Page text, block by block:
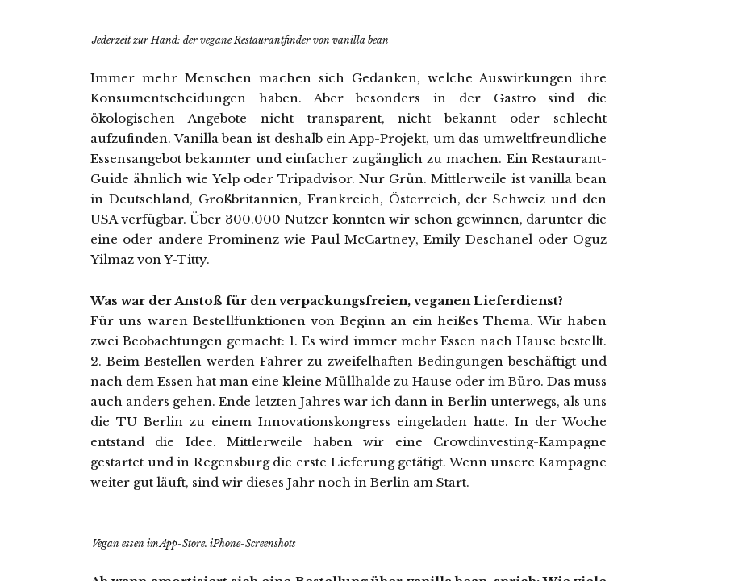
Jederzeit zur Hand: der vegane Restaurantfinder von vanilla bean
Immer mehr Menschen machen sich Gedanken, welche Auswirkungen ihre
Konsumentscheidungen haben. Aber besonders in der Gastro sind die
ökologischen Angebote nicht transparent, nicht bekannt oder schlecht
aufzufinden. Vanilla bean ist deshalb ein App-Projekt, um das umweltfreundliche
Essensangebot bekannter und einfacher zugänglich zu machen. Ein Restaurant-
Guide ähnlich wie Yelp oder Tripadvisor. Nur Grün. Mittlerweile ist vanilla bean
in Deutschland, Großbritannien, Frankreich, Österreich, der Schweiz und den
USA verfügbar. Über 300.000 Nutzer konnten wir schon gewinnen, darunter die
eine oder andere Prominenz wie Paul McCartney, Emily Deschanel oder Oguz
Yilmaz von Y-Titty.
Was war der Anstoß für den verpackungsfreien, veganen Lieferdienst?
Für uns waren Bestellfunktionen von Beginn an ein heißes Thema. Wir haben
zwei Beobachtungen gemacht: 1. Es wird immer mehr Essen nach Hause bestellt.
2. Beim Bestellen werden Fahrer zu zweifelhaften Bedingungen beschäftigt und
nach dem Essen hat man eine kleine Müllhalde zu Hause oder im Büro. Das muss
auch anders gehen. Ende letzten Jahres war ich dann in Berlin unterwegs, als uns
die TU Berlin zu einem Innovationskongress eingeladen hatte. In der Woche
entstand die Idee. Mittlerweile haben wir eine Crowdinvesting-Kampagne
gestartet und in Regensburg die erste Lieferung getätigt. Wenn unsere Kampagne
weiter gut läuft, sind wir dieses Jahr noch in Berlin am Start.
Vegan essen im App-Store. iPhone-Screenshots